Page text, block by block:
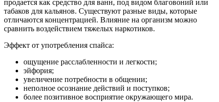
продается как средство для ванн, под видом благовоний или
табаков для кальянов. Существуют разные виды, которые
отличаются концентрацией. Влияние на организм можно
сравнить воздействием тяжелых наркотиков.
Эффект от употребления спайса:
ощущение расслабленности и легкости;
эйфория;
увеличение потребности в общении;
неполное осознание действий и поступков;
более позитивное восприятие окружающего мира.